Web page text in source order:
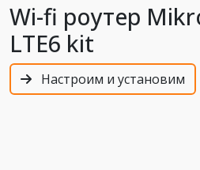
Wi-fi роутер
LTE6 kit
Настроим и установим